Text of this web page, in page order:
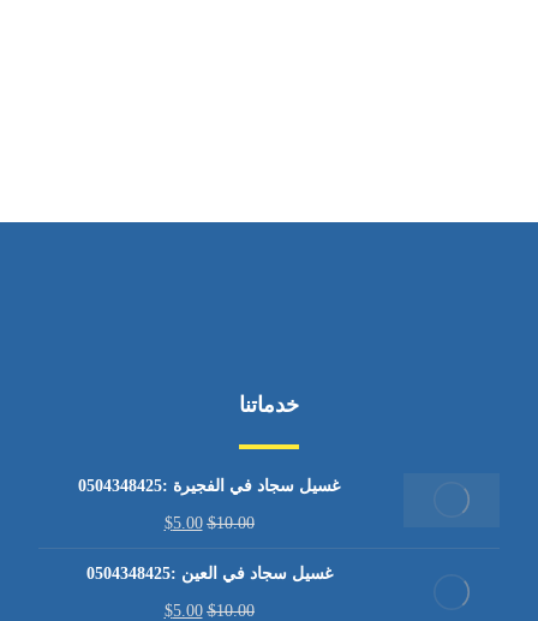
خدماتنا
غسيل سجاد في الفجيرة :0504348425
$10.00
$5.00
غسيل سجاد في العين :0504348425
$10.00
$5.00